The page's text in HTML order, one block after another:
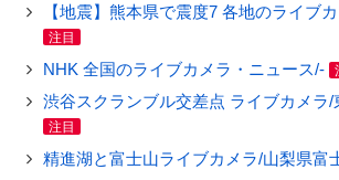
【地震】熊本県で震度7 各地のライブ
注目
NHK 全国のライブカメラ・ニュース/-
渋谷スクランブル交差点 ライブカメラ/
注目
精進湖と富士山ライブカメラ/山梨県富